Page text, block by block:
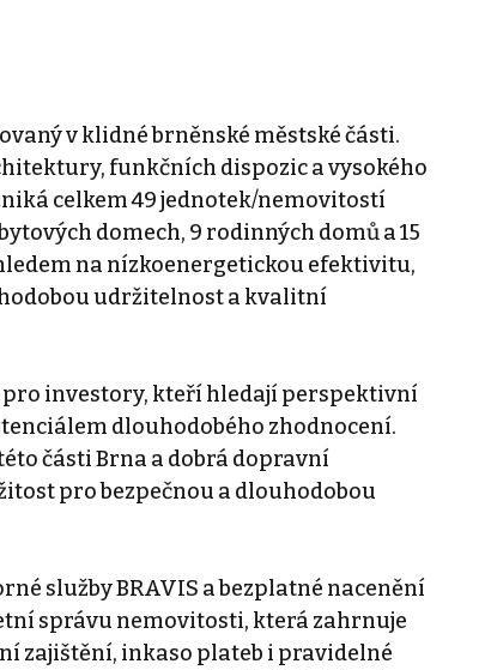
v klidné brněnské městské části.
funkčních dispozic a vysokého
celkem 49 jednotek/nemovitostí
domech, 9 rodinných domů a 15
na nízkoenergetickou efektivitu,
udržitelnost a kvalitní
investory, kteří hledají perspektivní
dlouhodobého zhodnocení.
části Brna a dobrá dopravní
pro bezpečnou a dlouhodobou
služby BRAVIS a bezplatné nacenění
správu nemovitosti, která zahrnuje
zajištění, inkaso plateb i pravidelné